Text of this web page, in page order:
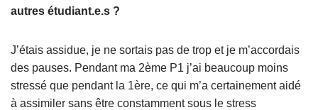
autres étudiant.e.s ?
J’étais assidue, je ne sortais pas de trop et je m’accordais
des pauses. Pendant ma 2ème P1 j’ai beaucoup moins
stressé que pendant la 1ère, ce qui m’a certainement aidé
à assimiler sans être constamment sous le stress